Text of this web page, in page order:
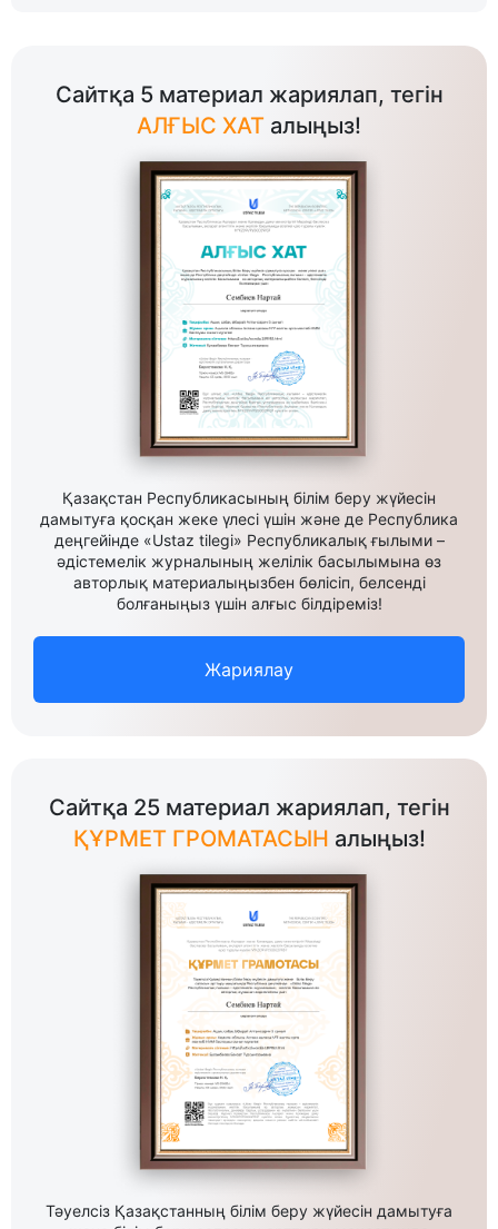
Сайтқа 5 материал жариялап, тегін
АЛҒЫС ХАТ алыңыз!
Қазақстан Республикасының білім беру жүйесін
дамытуға қосқан жеке үлесі үшін және де Республика
деңгейінде «Ustaz tilegi» Республикалық ғылыми –
әдістемелік журналының желілік басылымына өз
авторлық материалыңызбен бөлісіп, белсенді
болғаныңыз үшін алғыс білдіреміз!
Жариялау
Сайтқа 25 материал жариялап, тегін
ҚҰРМЕТ ГРОМАТАСЫН алыңыз!
Тәуелсіз Қазақстанның білім беру жүйесін дамытуға